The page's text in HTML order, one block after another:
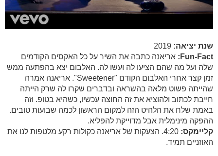
שנת יציאה:
Fun-Fact:
אריאנה כתבה את השיר על כל האקסים הקודמים
שלה ועל מה שהם הציעו לה ועשו לה. האלבום יצא בהפתעה ממש
זמן קצר אחרי האלבום הקודם "Sweetener". אריאנה אמרה
שהייתה פשוט מלאה בהשראה ובדברים שקרו לה שרק הייתה
חייבת לכתוב ולהוציא את זה החוצה עכשיו, כשהיא בטופ. וזה
באמת שלח את הלהיט הזה למקום הראשון לכמה שבועות טובים.
ההפקה מינימלית אבל מדוייקת להפליא.
קליימקס:
4:20. הצעקות של אריאנה כקולות רקע מלטפות לנו את
האוזניים תמיד.